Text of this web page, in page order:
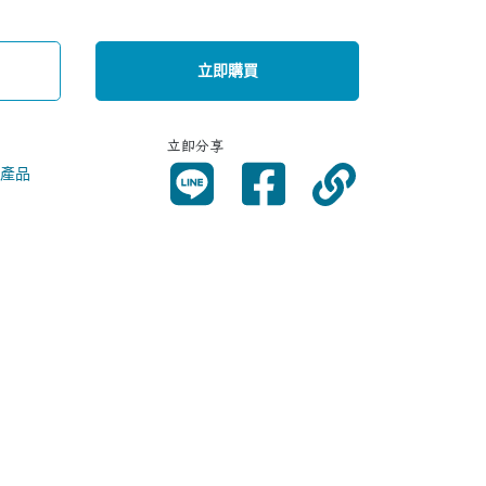
立即購買
品
立即分享